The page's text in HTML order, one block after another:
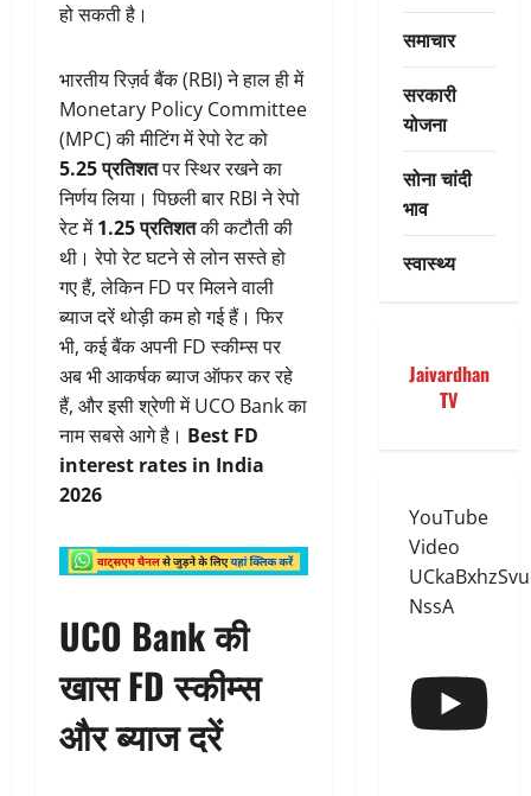
हो सकती है।
भारतीय रिज़र्व बैंक (RBI) ने हाल ही में
Monetary Policy Committee
(MPC) की मीटिंग में रेपो रेट को
5.25 प्रतिशतपर स्थिर रखने का
निर्णय लिया। पिछली बार RBI ने रेपो
रेट में1.25 प्रतिशतकी कटौती की
थी। रेपो रेट घटने से लोन सस्ते हो
गए हैं, लेकिन FD पर मिलने वाली
ब्याज दरें थोड़ी कम हो गई हैं। फिर
भी, कई बैंक अपनी FD स्कीम्स पर
अब भी आकर्षक ब्याज ऑफर कर रहे
हैं, और इसी श्रेणी में UCO Bank का
नाम सबसे आगे है। Best FD
interest rates in India
2026
UCO Bank की
खास FD स्कीम्स
और ब्याज दरें
समाचार
सरकारी
योजना
सोना चांदी
भाव
स्वास्थ्य
Jaivardhan
TV
YouTube
Video
NssA